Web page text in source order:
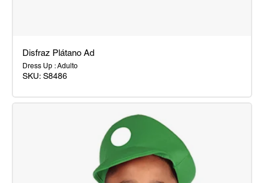
Disfraz
Disfraz Plátano Ad
Dress Up : Adulto
SKU: S8486